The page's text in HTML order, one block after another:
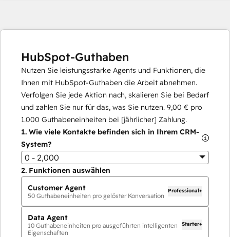
HubSpot-Guthaben
Nutzen Sie leistungsstarke Agents und Funktionen, die
Ihnen mit HubSpot-Guthaben die Arbeit abnehmen.
Verfolgen Sie jede Aktion nach, skalieren Sie bei Bedarf
und zahlen Sie nur für das, was Sie nutzen. 9,00 € pro
1.000 Guthabeneinheiten bei [jährlicher] Zahlung.
1. Wie viele Kontakte befinden sich in Ihrem CRM-
System?
0 - 2,000
2. Funktionen auswählen
Customer Agent
50 Guthabeneinheiten pro gelöster Konversation
Professional+
Data Agent
10 Guthabeneinheiten pro ausgeführten intelligenten
Eigenschaften
Starter+